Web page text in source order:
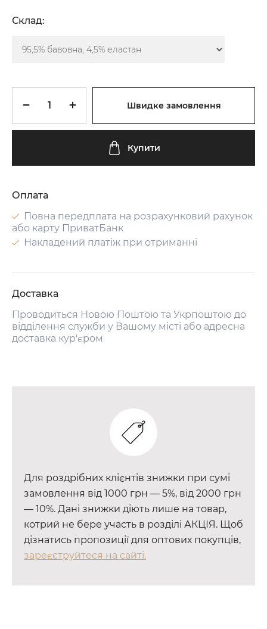
Склад:
Швидке замовлення
Купити
Оплата
Повна передплата на розрахунковий рахунок
або карту ПриватБанк
Накладений платіж при отриманні
Доставка
Проводиться Новою Поштою та Укрпоштою до
відділення служби у Вашому місті або адресна
доставка кур'єром
Для роздрібних клієнтів знижки при сумі
замовлення від 1000 грн — 5%, від 2000 грн
— 10%. Дані знижки діють лише на товар,
котрий не бере участь в розділі АКЦІЯ. Щоб
дізнатись пропозиції для оптових покупців,
зареєструйтеся на сайті.